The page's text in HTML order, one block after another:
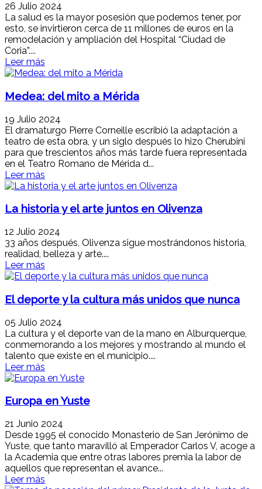
26 Julio 2024
La salud es la mayor posesión que podemos tener, por
esto, se invirtieron cerca de 11 millones de euros en la
remodelación y ampliación del Hospital “Ciudad de
Coria”....
Leer más
Medea: del mito a Mérida
19 Julio 2024
El dramaturgo Pierre Corneille escribió la adaptación a
teatro de esta obra, y un siglo después lo hizo Cherubini
para que trescientos años más tarde fuera representada
en el Teatro Romano de Mérida d...
Leer más
La historia y el arte juntos en Olivenza
12 Julio 2024
33 años después, Olivenza sigue mostrándonos historia,
realidad, belleza y arte....
Leer más
El deporte y la cultura más unidos que nunca
05 Julio 2024
La cultura y el deporte van de la mano en Alburquerque,
conmemorando a los mejores y mostrando al mundo el
talento que existe en el municipio....
Leer más
Europa en Yuste
21 Junio 2024
Desde 1995 el conocido Monasterio de San Jerónimo de
Yuste, que tanto maravilló al Emperador Carlos V, acoge a
la Academia que entre otras labores premia la labor de
aquellos que representan el avance...
Leer más